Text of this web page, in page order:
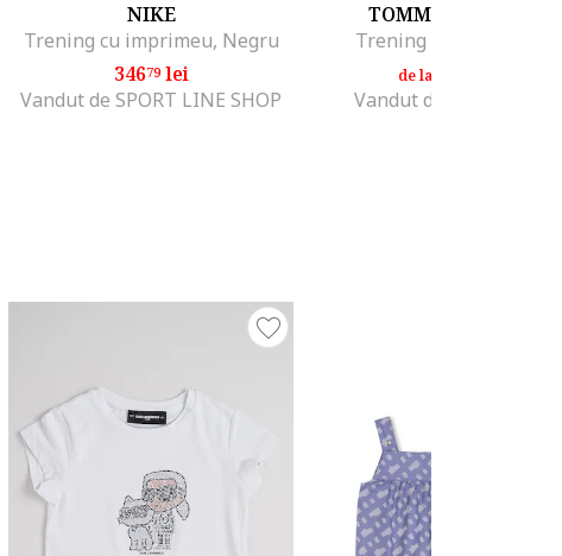
NIKE
Trening cu imprimeu, Negru
34679lei
Vandut de SPORT LINE SHOP
TOMMY HILFIGER
Trening cu detalii logo
de la
Vandut de MODIVO SA